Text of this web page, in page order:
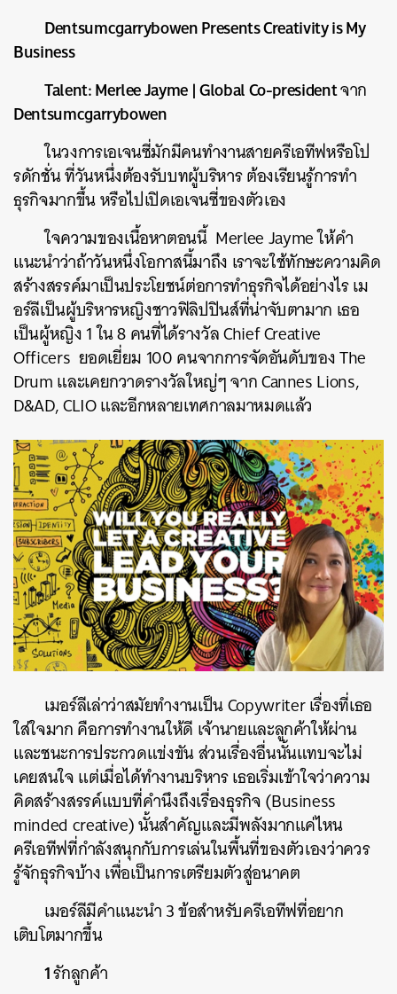
Dentsumcgarrybowen Presents Creativity is My
Business
Talent:Merlee Jayme| Global Co-presidentจาก
Dentsumcgarrybowen
ในวงการเอเจนซี่มักมีคนทำงานสายครีเอทีฟหรือโป
รดักชั่นที่วันหนึ่งต้องรับบทผู้บริหารต้องเรียนรู้การทำ
ธุรกิจมากขึ้นหรือไปเปิดเอเจนซี่ของตัวเอง
ใจความของเนื้อหาตอนนี้Merlee Jaymeให้คำ
แนะนำว่าถ้าวันหนึ่งโอกาสนี้มาถึง เราจะใช้ทักษะความคิด
สร้างสรรค์มาเป็นประโยชน์ต่อการทำธุรกิจได้อย่างไรเม
อร์ลีเป็นผู้บริหารหญิงชาวฟิลิปปินส์ที่น่าจับตามาก เธอ
เป็นผู้หญิง1ใน8คนที่ได้รางวัลChief Creative
Officers ยอดเยี่ยม100คนจากการจัดอันดับของThe
Drumและเคยกวาดรางวัลใหญ่ๆจากCannes Lions,
D&AD, CLIOและอีกหลายเทศกาลมาหมดแล้ว
เมอร์ลีเล่าว่าสมัยทำงานเป็นCopywriterเรื่องที่เธอ
ใส่ใจมากคือการทำงานให้ดี เจ้านายและลูกค้าให้ผ่าน
และชนะการประกวดแข่งขันส่วนเรื่องอื่นนั้นแทบจะไม่
เคยสนใจแต่เมื่อได้ทำงานบริหารเธอเริ่มเข้าใจว่าความ
คิดสร้างสรรค์แบบที่คำนึงถึงเรื่องธุรกิจ(Business
minded creative)นั้นสำคัญและมีพลังมากแค่ไหน
ครีเอทีฟที่กำลังสนุกกับการเล่นในพื้นที่ของตัวเองว่าควร
รู้จักธุรกิจบ้างเพื่อเป็นการเตรียมตัวสู่อนาคต
เมอร์ลีมีคำแนะนำ3ข้อสำหรับครีเอทีฟที่อยาก
เติบโตมากขึ้น
1รักลูกค้า